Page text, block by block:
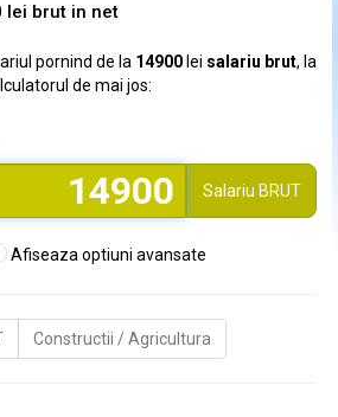
lei brut in net
pornind de la 14900 lei salariu brut, la
de mai jos:
Salariu BRUT
Afiseaza optiuni avansate
Constructii / Agricultura